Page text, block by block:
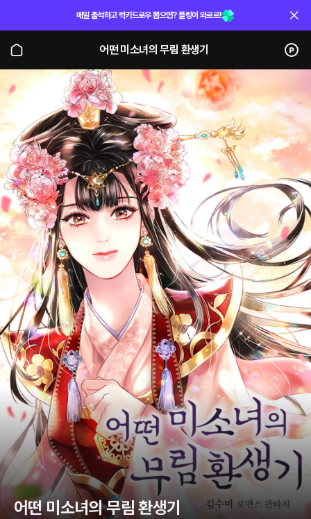
매일 출석하고 럭키드로우 뽑으면? 플링이 와르르!
어떤 미소녀의 무림 환생기
어떤 미소녀의 무림 환생기